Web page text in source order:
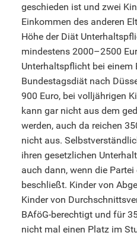
geschieden ist und zwei
Einkommen des anderen
Höhe der Diät
mindestens 2000–2500
Unterhaltspflicht bei einem
Bundestagsdiät nach
900 Euro, bei volljährigen
kann gar nicht aus dem
werden, auch da reichen
nicht aus.
ihren gesetzlichen
auch dann, wenn die
beschließt. Kinder von
Kinder von
BAföG-berechtigt und für
nicht mal einen Platz im